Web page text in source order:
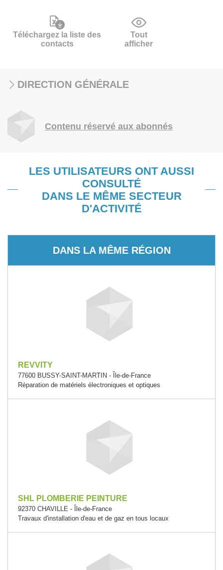
Téléchargez la liste des
contacts
Tout
afficher
DIRECTION GÉNÉRALE
Contenu réservé aux abonnés
LES UTILISATEURS ONT AUSSI
CONSULTÉ
DANS LE MÊME SECTEUR
D'ACTIVITÉ
DANS LA MÊME RÉGION
REVVITY
77600 BUSSY-SAINT-MARTIN - Île-de-France
Réparation de matériels électroniques et optiques
SHL PLOMBERIE PEINTURE
92370 CHAVILLE - Île-de-France
Travaux d'installation d'eau et de gaz en tous locaux